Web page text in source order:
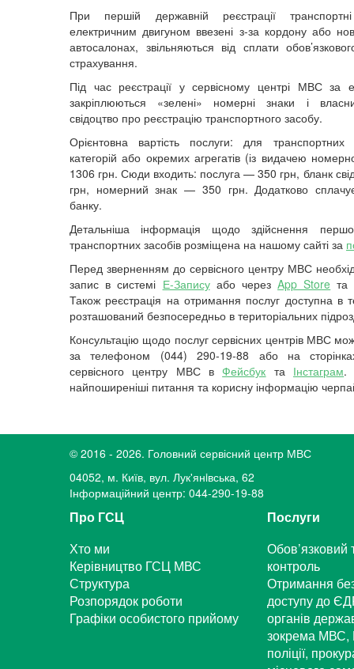
При першій державній реєстрації
електричним двигуном ввезені з-за кордону або
автосалонах, звільняються від сплати
страхування.
Під час реєстрації у сервісному центрі МВС за
закріплюються «зелені» номерні знаки і
свідоцтво про реєстрацію транспортного засобу.
Орієнтовна вартість послуги: для транспортних
категорій або окремих агрегатів (із видачею
1306 грн. Сюди входить: послуга — 350 грн, бланк
грн, номерний знак — 350 грн. Додатково
банку.
Детальніша інформація щодо здійснення
транспортних засобів розміщена на нашому сайті за
Перед зверненням до сервісного центру МВС
запис в системі Е-Записуабо черезApp Store та
Також реєстрація на отримання послуг доступна в
розташований безпосередньо в територіальних
Консультацію щодо послуг сервісних центрів МВС
за телефоном (044) 290-19-88 або на
сервісного центру МВС вФейсбук та Інстаграм.
найпоширеніші питання та корисну інформацію
© 2016 - 2026. Головний сервісний центр МВС
04052, м. Київ, вул. Лук'янiвська, 62
Інформаційний центр: 044-290-19-88
Про ГСЦ
Хто ми
Керівництво ГСЦ МВС
Структура
Розпорядок роботи
Графіки особистого прийому
Послуги
Обов’язковий
контроль
Отримання
доступу до
органів
зокрема МВС,
поліції,